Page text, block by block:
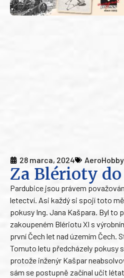
28 marca, 2024 AeroHobby
Za Blérioty
Pardubice jsou právem
letectví. Asi každý si spojí toto
pokusy Ing. Jana Kašpara. Byl to
zakoupeném Blériotu XI s
první Čech let nad územím Čech.
Tomuto letu předcházely pokusy
protože inženýr Kašpar
sám se postupně začínal učit